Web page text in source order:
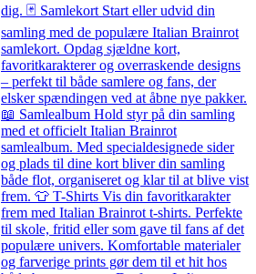
dig. 🃏 Samlekort Start eller udvid din
samling med de populære Italian Brainrot
samlekort. Opdag sjældne kort,
favoritkarakterer og overraskende designs
– perfekt til både samlere og fans, der
elsker spændingen ved at åbne nye pakker.
📖 Samlealbum Hold styr på din samling
med et officielt Italian Brainrot
samlealbum. Med specialdesignede sider
og plads til dine kort bliver din samling
både flot, organiseret og klar til at blive vist
frem. 👕 T-Shirts Vis din favoritkarakter
frem med Italian Brainrot t-shirts. Perfekte
til skole, fritid eller som gave til fans af det
populære univers. Komfortable materialer
og farverige prints gør dem til et hit hos